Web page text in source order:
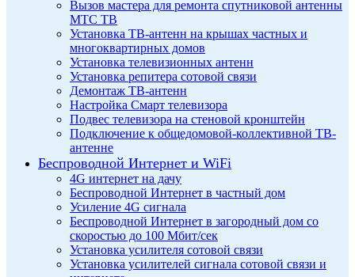
Вызов мастера для ремонта спутниковой антенны
МТС ТВ
Установка ТВ-антенн на крышах частных и
многоквартирных домов
Установка телевизионных антенн
Установка репитера сотовой связи
Демонтаж ТВ-антенн
Настройка Смарт телевизора
Подвес телевизора на стеновой кронштейн
Подключение к общедомовой-коллективной ТВ-
антенне
Беспроводной Интернет и WiFi
4G интернет на дачу
Беспроводной Интернет в частный дом
Усиление 4G сигнала
Беспроводной Интернет в загородный дом со
скоростью до 100 Мбит/сек
Установка усилителя сотовой связи
Установка усилителей сигнала сотовой связи и